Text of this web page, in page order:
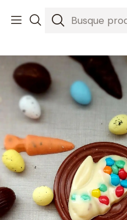
Inicio
Paleta de